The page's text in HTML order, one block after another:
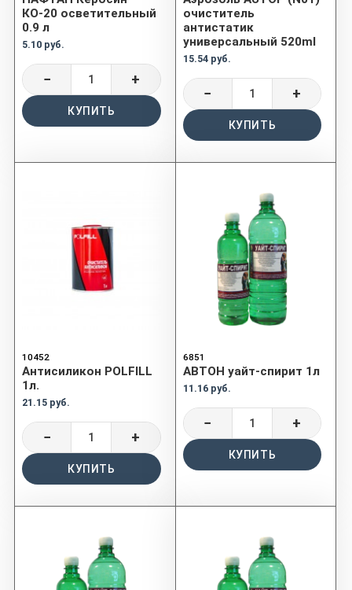
КО-20 осветительный
0.9 л
5.10 руб.
− +
КУПИТЬ
очиститель
антистатик
универсальный 520ml
15.54 руб.
− +
КУПИТЬ
10452
Антисиликон POLFILL
1л.
21.15 руб.
− +
КУПИТЬ
6851
АВТОН уайт-спирит 1л
11.16 руб.
− +
КУПИТЬ